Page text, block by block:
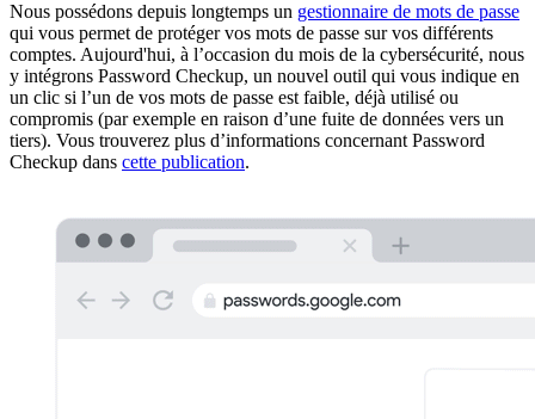
Nous possédons depuis longtemps un gestionnaire de mots de passe
qui vous permet de protéger vos mots de passe sur vos différents
comptes. Aujourd'hui, à l’occasion du mois de la cybersécurité, nous
y intégrons Password Checkup, un nouvel outil qui vous indique en
un clic si l’un de vos mots de passe est faible, déjà utilisé ou
compromis (par exemple en raison d’une fuite de données vers un
tiers). Vous trouverez plus d’informations concernant Password
Checkup dans cette publication.